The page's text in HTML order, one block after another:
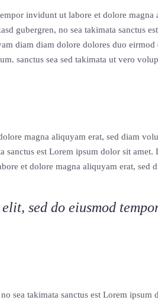
invidunt ut labore et dolore magna
gubergren, no sea takimata sanctus
diam diam dolore dolores duo eirmod
sanctus sea sed takimata ut vero
magna aliquyam erat, sed diam
sanctus est Lorem ipsum dolor sit
et dolore magna aliquyam erat, sed
sed do eiusmod
sea takimata sanctus est Lorem ipsum